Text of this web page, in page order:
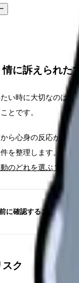
に訴えられた
い時に大切なのは
とです。
ら心身の反応が出
を整理します。大枠は
のどれを選ぶ？
に確認すること。病棟
ク